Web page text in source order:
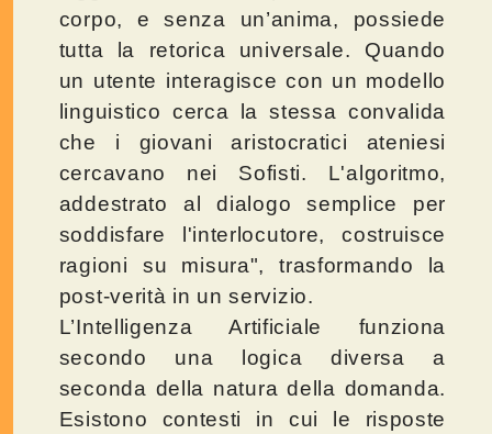
corpo, e senza un’anima, possiede
tutta la retorica universale. Quando
un utente interagisce con un modello
linguistico cerca la stessa convalida
che i giovani aristocratici ateniesi
cercavano nei Sofisti. L'algoritmo,
addestrato al dialogo semplice per
soddisfare l'interlocutore, costruisce
ragioni su misura", trasformando la
post-verità in un servizio.
L’Intelligenza Artificiale funziona
secondo una logica diversa a
seconda della natura della domanda.
Esistono contesti in cui le risposte